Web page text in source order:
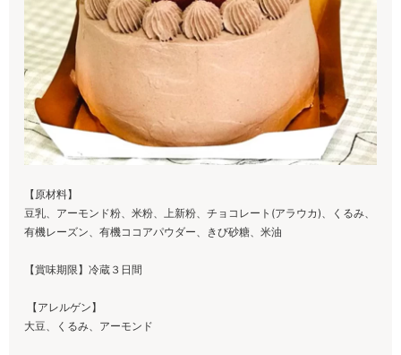
【原材料】
豆乳、アーモンド粉、米粉、上新粉、チョコレート(アラウカ)、くるみ、
有機レーズン、有機ココアパウダー、きび砂糖、米油
【賞味期限】冷蔵３日間
【アレルゲン】
大豆、くるみ、アーモンド